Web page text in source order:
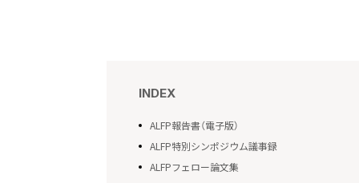
INDEX
ALFP報告書（電子版）
ALFP特別シンポジウム議事録
ALFPフェロー論文集